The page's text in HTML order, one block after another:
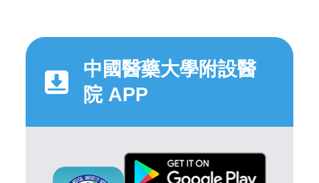
中國醫藥大學附設醫
院 APP